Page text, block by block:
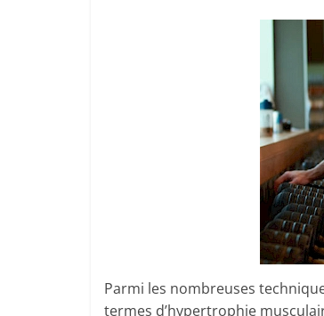
Parmi les nombreuses
termes d’hypertrophie